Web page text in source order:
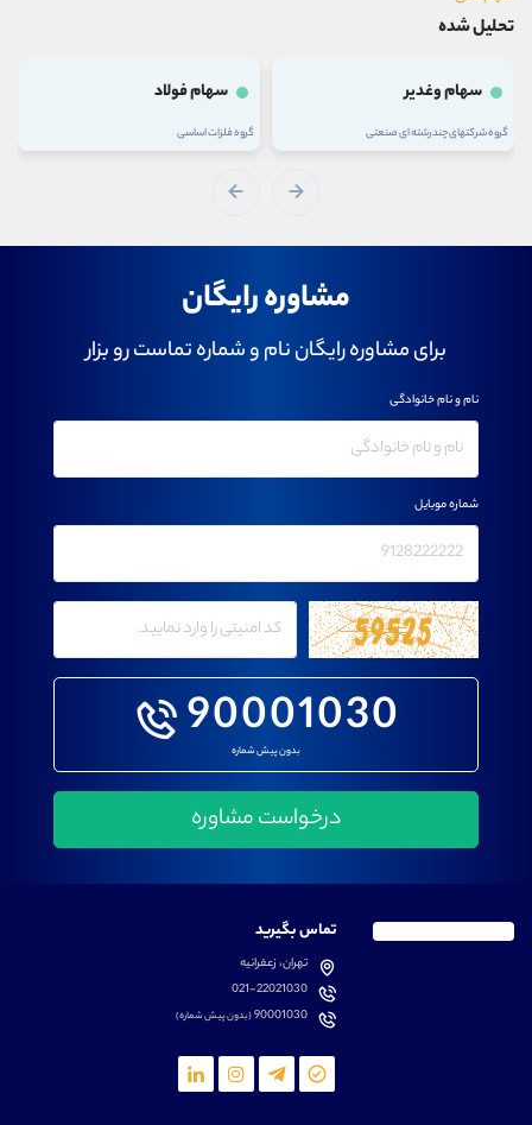
تحلیل شده
سهام وغدیر
گروه شرکتهای چند رشته ای صنعتی
سهام فولاد
گروه فلزات اساسی
مشاوره رایگان
برای مشاوره رایگان نام و شماره تماست رو بزار
90001030
بدون پیش شماره
نام و نام خانوادگی
شماره موبایل
تماس بگیرید
تهران، زعفرانیه
021-22021030
90001030(بدون پیش شماره)